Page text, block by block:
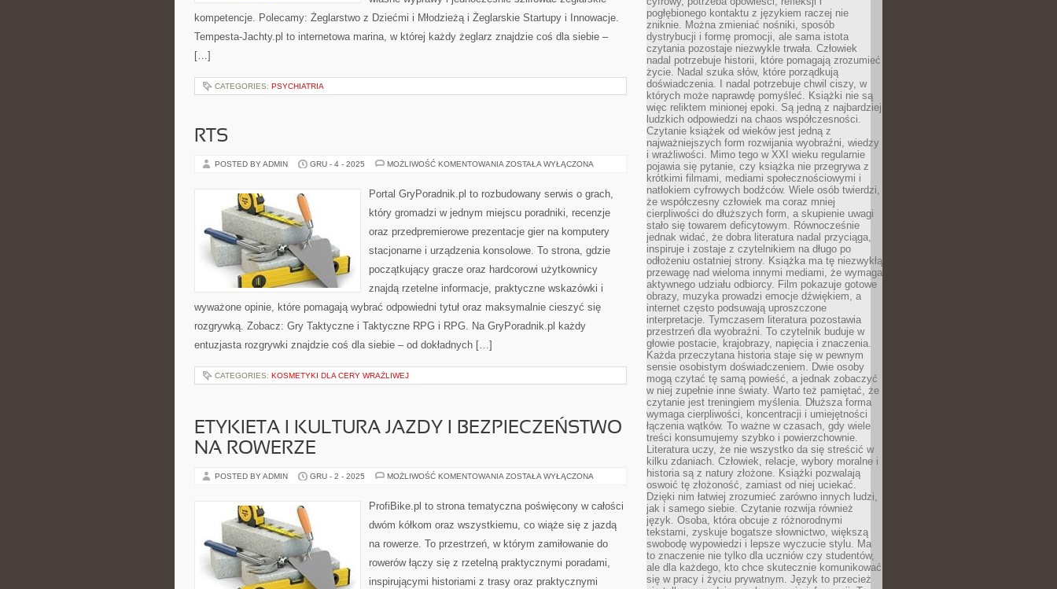
kompetencje. Polecamy: Żeglarstwo z Dziećmi i Młodzieżą i Żeglarskie Startupy i Innowacje.
Tempesta-Jachty.pl to internetowa marina, w której każdy żeglarz znajdzie coś dla siebie –
[…]
CATEGORIES: PSYCHIATRIA
RTS
POSTED BY ADMIN GRU - 4 - 2025 MOŻLIWOŚĆ KOMENTOWANIA RTS
ZOSTAŁA WYŁĄCZONA
Portal GryPoradnik.pl to rozbudowany serwis o grach,
który gromadzi w jednym miejscu poradniki, recenzje
oraz przedpremierowe prezentacje gier na komputery
stacjonarne i urządzenia konsolowe. To strona, gdzie
początkujący gracze oraz hardcorowi użytkownicy
znajdą rzetelne informacje, praktyczne wskazówki i
wyważone opinie, które pomagają wybrać odpowiedni tytuł oraz maksymalnie cieszyć się
rozgrywką. Zobacz: Gry Taktyczne i Taktyczne RPG i RPG. Na GryPoradnik.pl każdy
entuzjasta rozgrywki znajdzie coś dla siebie – od dokładnych […]
CATEGORIES: KOSMETYKI DLA CERY WRAŻLIWEJ
ETYKIETA I KULTURA JAZDY I BEZPIECZEŃSTWO
NA ROWERZE
POSTED BY ADMIN GRU - 2 - 2025 MOŻLIWOŚĆ KOMENTOWANIA ETYKIETA
I
NA
ZOSTAŁA WYŁĄCZONA
ProfiBike.pl to strona tematyczna poświęcony w całości
dwóm kółkom oraz wszystkiemu, co wiąże się z jazdą
na rowerze. To przestrzeń, w którym zamiłowanie do
rowerów łączy się z rzetelną praktycznymi poradami,
inspirującymi historiami z trasy oraz praktycznymi
pogłębionego kontaktu z językiem raczej nie
zniknie. Można zmieniać nośniki, sposób
dystrybucji i formę promocji, ale sama istota
czytania pozostaje niezwykle trwała. Człowiek
nadal potrzebuje historii, które pomagają zrozumieć
życie. Nadal szuka słów, które porządkują
doświadczenia. I nadal potrzebuje chwil ciszy, w
których może naprawdę pomyśleć. Książki nie są
więc reliktem minionej epoki. Są jedną z najbardziej
ludzkich odpowiedzi na chaos współczesności.
Czytanie książek od wieków jest jedną z
najważniejszych form rozwijania wyobraźni, wiedzy
i wrażliwości. Mimo tego w XXI wieku regularnie
pojawia się pytanie, czy książka nie przegrywa z
krótkimi filmami, mediami społecznościowymi i
natłokiem cyfrowych bodźców. Wiele osób twierdzi,
że współczesny człowiek ma coraz mniej
cierpliwości do dłuższych form, a skupienie uwagi
stało się towarem deficytowym. Równocześnie
jednak widać, że dobra literatura nadal przyciąga,
inspiruje i zostaje z czytelnikiem na długo po
odłożeniu ostatniej strony. Książka ma tę niezwykłą
przewagę nad wieloma innymi mediami, że wymaga
aktywnego udziału odbiorcy. Film pokazuje gotowe
obrazy, muzyka prowadzi emocje dźwiękiem, a
internet często podsuwają uproszczone
interpretacje. Tymczasem literatura pozostawia
przestrzeń dla wyobraźni. To czytelnik buduje w
głowie postacie, krajobrazy, napięcia i znaczenia.
Każda przeczytana historia staje się w pewnym
sensie osobistym doświadczeniem. Dwie osoby
mogą czytać tę samą powieść, a jednak zobaczyć
w niej zupełnie inne światy. Warto też pamiętać, że
czytanie jest treningiem myślenia. Dłuższa forma
wymaga cierpliwości, koncentracji i umiejętności
łączenia wątków. To ważne w czasach, gdy wiele
treści konsumujemy szybko i powierzchownie.
Literatura uczy, że nie wszystko da się streścić w
kilku zdaniach. Człowiek, relacje, wybory moralne i
historia są z natury złożone. Książki pozwalają
oswoić tę złożoność, zamiast od niej uciekać.
Dzięki nim łatwiej zrozumieć zarówno innych ludzi,
jak i samego siebie. Czytanie rozwija również
język. Osoba, która obcuje z różnorodnymi
tekstami, zyskuje bogatsze słownictwo, większą
swobodę wypowiedzi i lepsze wyczucie stylu. Ma
to znaczenie nie tylko dla uczniów czy studentów,
ale dla każdego, kto chce skutecznie komunikować
się w pracy i życiu prywatnym. Język to przecież